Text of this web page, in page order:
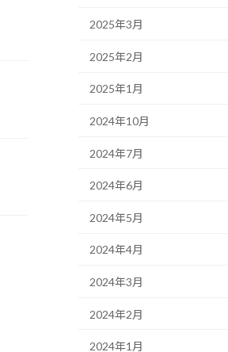
2025年3月
2025年2月
2025年1月
2024年10月
2024年7月
2024年6月
2024年5月
2024年4月
2024年3月
2024年2月
2024年1月